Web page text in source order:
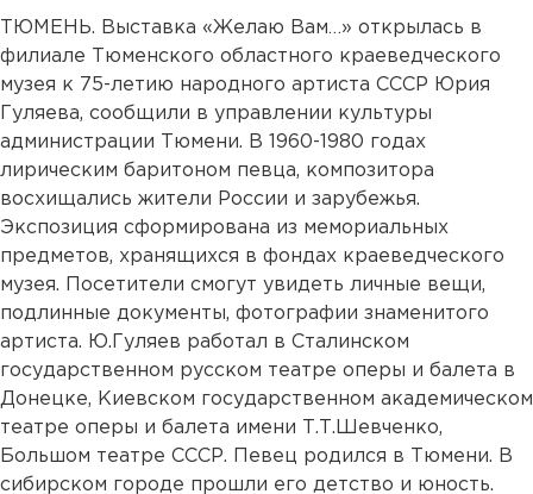
ТЮМЕНЬ. Выставка «Желаю Вам…» открылась в
филиале Тюменского областного краеведческого
музея к 75-летию народного артиста СССР Юрия
Гуляева, сообщили в управлении культуры
администрации Тюмени. В 1960-1980 годах
лирическим баритоном певца, композитора
восхищались жители России и зарубежья.
Экспозиция сформирована из мемориальных
предметов, хранящихся в фондах краеведческого
музея. Посетители смогут увидеть личные вещи,
подлинные документы, фотографии знаменитого
артиста. Ю.Гуляев работал в Сталинском
государственном русском театре оперы и балета в
Донецке, Киевском государственном академическом
театре оперы и балета имени Т.Т.Шевченко,
Большом театре СССР. Певец родился в Тюмени. В
сибирском городе прошли его детство и юность.